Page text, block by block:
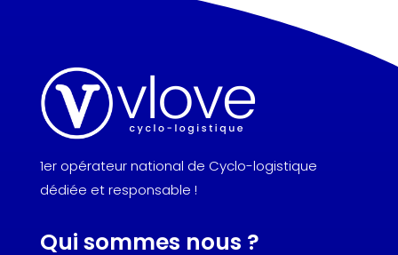
1er opérateur national de Cyclo-logistique
dédiée et responsable !
Qui sommes nous ?